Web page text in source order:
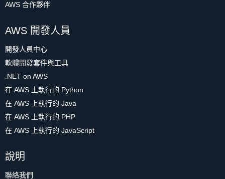
AWS 合作夥伴
AWS 開發人員
開發人員中心
軟體開發套件與工具
.NET on AWS
在 AWS 上執行的 Python
在 AWS 上執行的 Java
在 AWS 上執行的 PHP
在 AWS 上執行的 JavaScript
說明
聯絡我們